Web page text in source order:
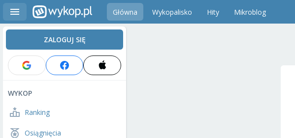
Główna Wykopalisko Hity Mikroblog
ZALOGUJ SIĘ
WYKOP
Ranking
Osiągnięcia